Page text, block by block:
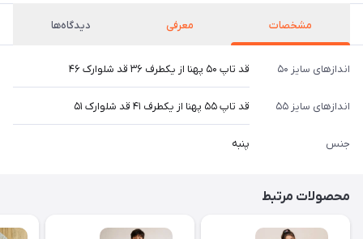
مشخصات معرفی دیدگاه‌ها
اندازهای سایز ۵۰ قد تاپ ۵۰ پهنا از یکطرف ۳۶ قد شلوارک ۴۶
اندازهای سایز ۵۵ قد تاپ ۵۵ پهنا از یکطرف ۴۱ قد شلوارک ۵۱
جنس پنبه
محصولات مرتبط